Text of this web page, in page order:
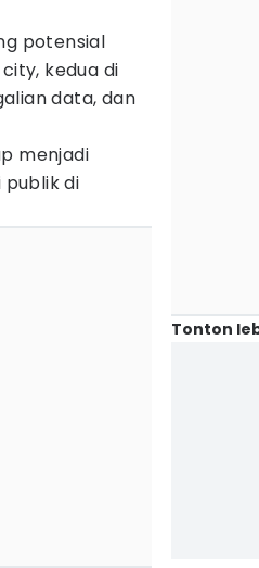
potensial
kedua di
data, dan
menjadi
di
Tonton